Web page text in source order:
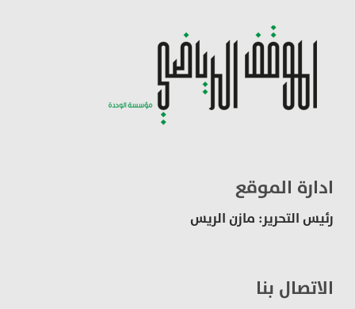
ادارة الموقع
رئيس التحرير: مازن الريس
الاتصال بنا